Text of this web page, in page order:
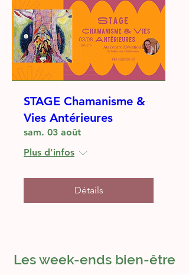
STAGE Chamanisme &
Vies Antérieures
sam. 03 août
Plus d'infos
Détails
Les week-ends bien-être